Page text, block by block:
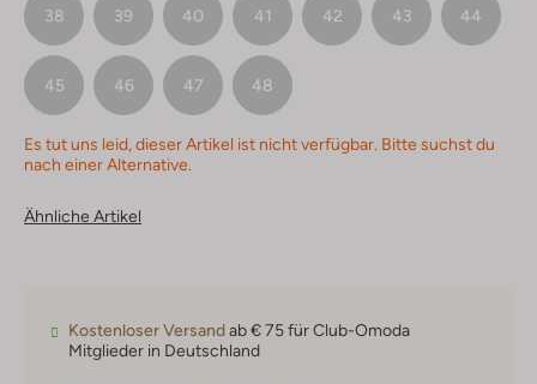
38 39 40 41 42 43 44
45 46 47 48
Es tut uns leid, dieser Artikel ist nicht verfügbar. Bitte suchst du
nach einer Alternative.
Ähnliche Artikel
Kostenloser Versandab € 75 für Club-Omoda
Mitglieder in Deutschland